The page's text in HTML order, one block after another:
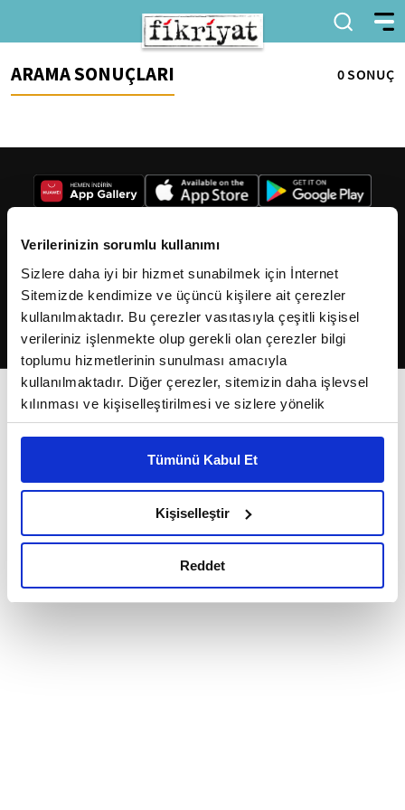
Verilerinizin sorumlu kullanımı
Sizlere daha iyi bir hizmet sunabilmek için İnternet
Sitemizde kendimize ve üçüncü kişilere ait çerezler
kullanılmaktadır. Bu çerezler vasıtasıyla çeşitli kişisel
verileriniz işlenmekte olup gerekli olan çerezler bilgi
toplumu hizmetlerinin sunulması amacıyla
kullanılmaktadır. Diğer çerezler, sitemizin daha işlevsel
kılınması ve kişiselleştirilmesi ve sizlere yönelik
reklam/pazarlama faaliyetlerinin yapılması, amaçlarıyla
Çerezlere ilişkin tercihlerinizi çerez paneli vasıtasıyla
belirleyebilirsiniz. Çerezlere ilişkin detaylı bilgi için
Ayarlar butonuna tıklayabilir,Çerez Bilgilendirme
Metnimizi ziyaret edebilirsiniz.
okumak ve sitemizi ziyaretiniz kapsamında
Tümünü Kabul Et
Kişiselleştir
Reddet
ARAMA SONUÇLARI 0 SONUÇ
2026Fikriyat. Tüm hakları saklıdır.